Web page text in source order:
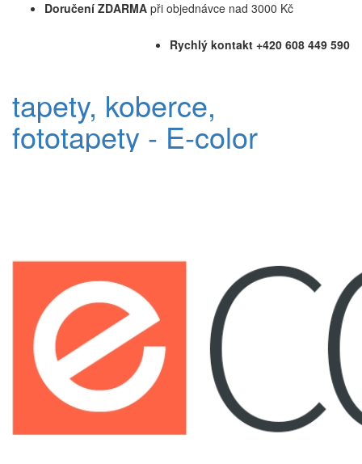
Doručení ZDARMA při objednávce nad 3000 Kč
Rychlý kontakt +420 608 449 590
tapety, koberce,
fototapety - E-color